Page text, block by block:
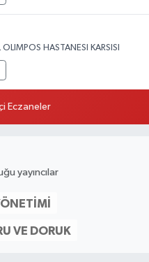
HASTANESI KARSISI
Eczaneler
yayıncılar
VE DORUK